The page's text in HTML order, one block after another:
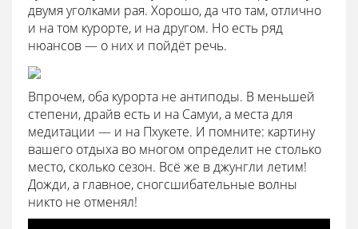
двумя уголками рая. Хорошо, да что там, отлично
и на том курорте, и на другом. Но есть ряд
нюансов — о них и пойдёт речь.
Впрочем, оба курорта не антиподы. В меньшей
степени, драйв есть и на Самуи, а места для
медитации — и на Пхукете. И помните: картину
вашего отдыха во многом определит не столько
место, сколько сезон. Всё же в джунгли летим!
Дожди, а главное, сногсшибательные волны
никто не отменял!